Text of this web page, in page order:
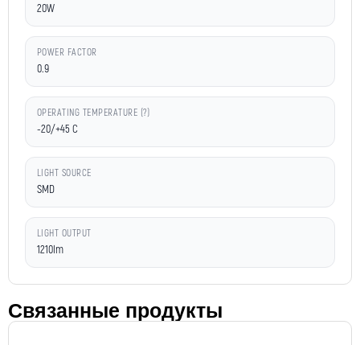
20W
POWER FACTOR
0.9
OPERATING TEMPERATURE (?)
-20/+45 C
LIGHT SOURCE
SMD
LIGHT OUTPUT
1210lm
Связанные продукты